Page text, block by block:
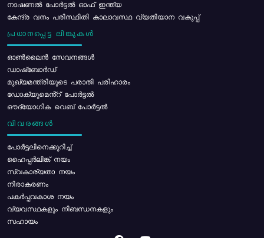
നാഷണൽ പോർട്ടൽ ഓഫ് ഇന്ത്യ
കേന്ദ്ര വനം പരിസ്ഥിതി കാലാവസ്ഥ വ്യതിയാന വകുപ്പ്
പ്രധാനപ്പെട്ട ലിങ്കുകൾ
ഓൺലൈൻ സേവനങ്ങൾ
ഡാഷ്ബോർഡ്
മുഖ്യമന്ത്രിയുടെ പരാതി പരിഹാരം
ഡോക്യുമെൻ്റ് പോർട്ടൽ
ഔദ്യോഗിക വെബ് പോർട്ടൽ
വിവരങ്ങൾ
പോര്‍ട്ടലിനെക്കുറിച്ച്
ഹൈപ്പർലിങ്ക് നയം
സ്വകാര്യതാ നയം
നിരാകരണം
പകർപ്പവകാശ നയം
വ്യവസ്ഥകളും നിബന്ധനകളും
സഹായം